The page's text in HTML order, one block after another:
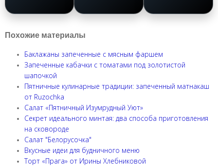
Похожие материалы
Баклажаны запеченные с мясным фаршем
Запеченные кабачки с томатами под золотистой
шапочкой
Пятничные кулинарные традиции: запеченный матнакаш
от Ruzochka
Салат «Пятничный Изумрудный Уют»
Секрет идеального минтая: два способа приготовления
на сковороде
Салат "Белорусочка"
Вкусные идеи для будничного меню
Торт «Прага» от Ирины Хлебниковой